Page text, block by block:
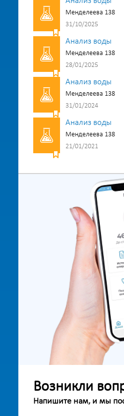
Менделеева 138
31/10/2025
Анализ воды
Менделеева 138
28/01/2025
Анализ воды
Менделеева 138
31/01/2024
Анализ воды
Менделеева 138
21/01/2021
Возникли
Напишите нам, и мы